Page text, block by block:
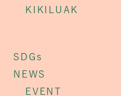
KIKILUAK
SDGs
NEWS
EVENT